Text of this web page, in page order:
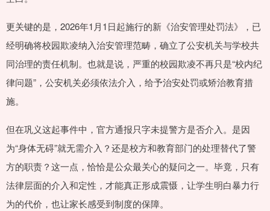
更关键的是，2026年1月1日起施行的新《治安管理处罚法》，已
经明确将校园欺凌纳入治安管理范畴，确立了公安机关与学校共
同治理的责任机制。也就是说，严重的校园欺凌不再只是“校内纪
律问题”，公安机关必须依法介入，给予治安处罚或矫治教育措
施。
但在巩义这起事件中，官方通报只字未提警方是否介入。是因
为“身体无碍”就无需介入？还是校方和教育部门的处理替代了警
方的职责？这一点，恰恰是公众最关心的疑问之一。毕竟，只有
法律层面的介入和定性，才能真正形成震慑，让学生明白暴力行
为的代价，也让家长感受到制度的保障。